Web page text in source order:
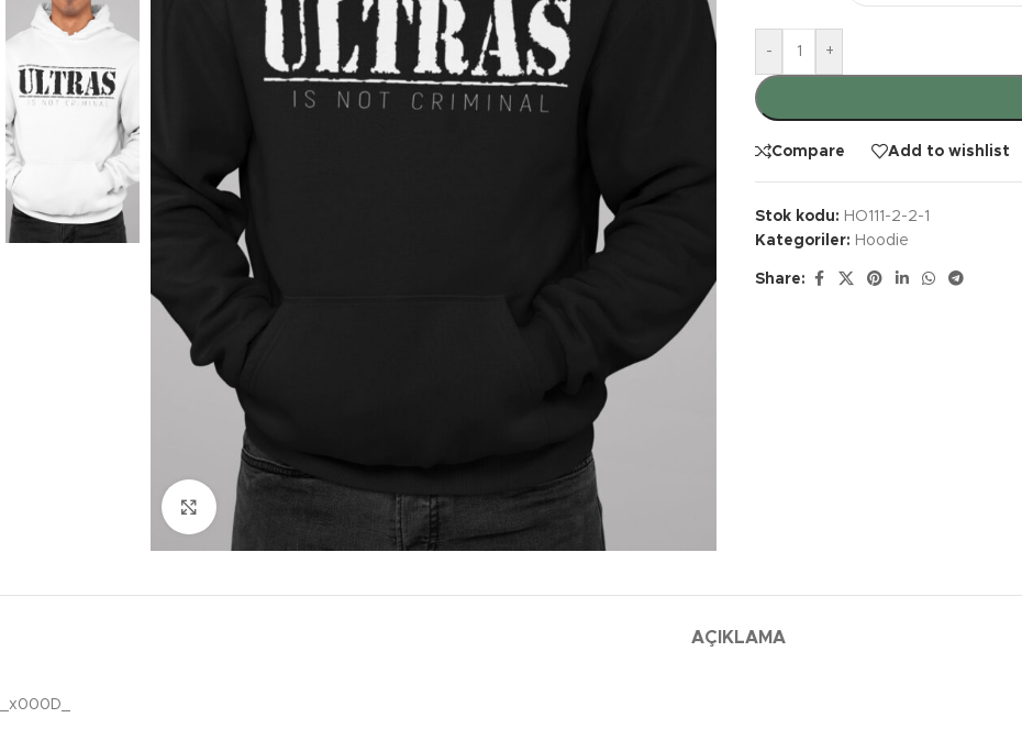
Click to enlarge
- +
Compare Add to wishlist
Stok kodu: HO111-2-2-1
Kategoriler: Hoodie
Share:
AÇIKLAMA
_x000D_